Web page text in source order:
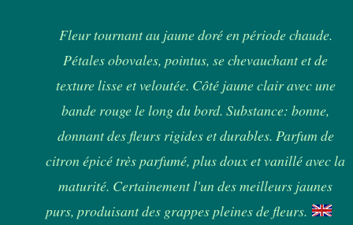
Fleur tournant au jaune doré en période chaude.
Pétales obovales, pointus, se chevauchant et de
texture lisse et veloutée. Côté jaune clair avec une
bande rouge le long du bord. Substance: bonne,
donnant des fleurs rigides et durables. Parfum de
citron épicé très parfumé, plus doux et vanillé avec la
maturité. Certainement l'un des meilleurs jaunes
purs, produisant des grappes pleines de fleurs.